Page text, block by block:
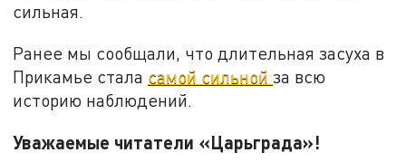
сильная.
Ранее мы сообщали, что длительная засуха в
Прикамье стала самой сильнойза всю
историю наблюдений.
Уважаемые читатели «Царьграда»!